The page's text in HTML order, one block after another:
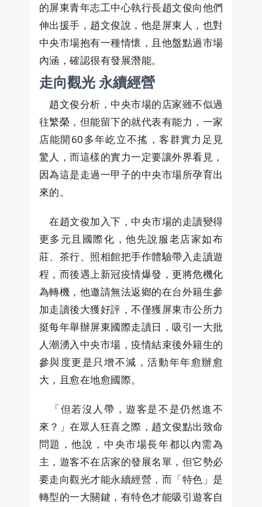
的屏東青年志工中心執行長趙文俊向他們
伸出援手，趙文俊說，他是屏東人，也對
中央市場抱有一種情懷，且他盤點過市場
內涵，確認很有發展潛能。
走向觀光 永續經營
趙文俊分析，中央市場的店家雖不似過
往繁榮，但能留下的就代表有能力，一家
店能開60多年屹立不搖，客群實力足見
驚人，而這樣的實力一定要讓外界看見，
因為這是走過一甲子的中央市場所孕育出
來的。
在趙文俊加入下，中央市場的走讀變得
更多元且國際化，他先說服老店家如布
莊、茶行、照相館把手作體驗帶入走讀遊
程，而後遇上新冠疫情爆發，更將危機化
為轉機，他邀請無法返鄉的在台外籍生參
加走讀後大獲好評，不僅獲屏東市公所力
挺每年舉辦屏東國際走讀日，吸引一大批
人潮湧入中央市場，疫情結束後外籍生的
參與度更是只增不減，活動年年愈辦愈
大，且愈在地愈國際。
「但若沒人帶，遊客是不是仍然進不
來？」在眾人狂喜之際，趙文俊點出致命
問題，他說，中央市場長年都以內需為
主，遊客不在店家的發展名單，但它勢必
要走向觀光才能永續經營，而「特色」是
轉型的一大關鍵，有特色才能吸引遊客自